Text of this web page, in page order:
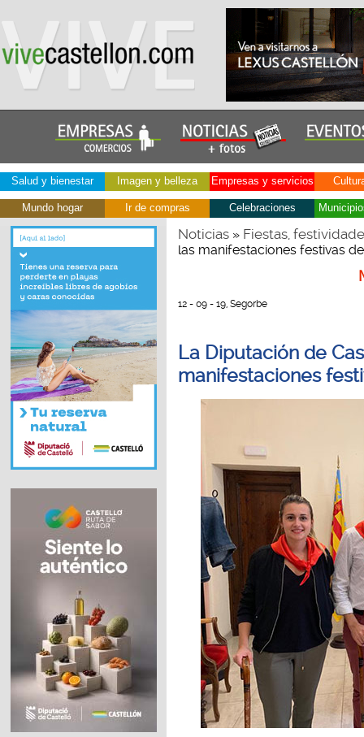
Salud y bienestar Imagen y belleza Empresas y servicios
Mundo hogar Ir de compras Celebraciones
Noticias» Fiestas,
las manifestaciones festivas
12 - 09 - 19, Segorbe
La Diputación de
manifestaciones